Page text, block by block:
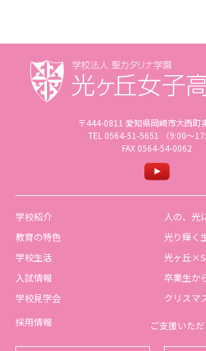
〒444-0811 愛知県岡崎市大西町
TEL 0564-51-5651 （9:00〜
FAX 0564-54-0062
学校紹介
教育の特色
学校生活
入試情報
学校見学会
人の、光
光り輝く
光ヶ丘
卒業生か
クリスマ
採用情報
ご支援いた